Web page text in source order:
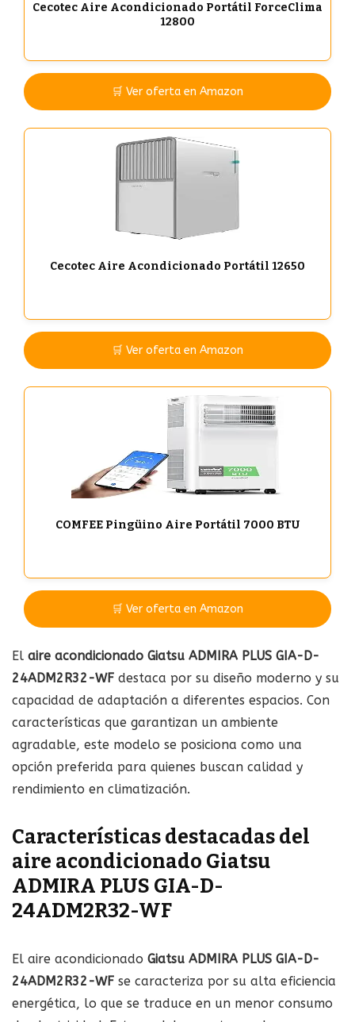
Cecotec Aire Acondicionado Portátil ForceClima
12800
🛒 Ver oferta en Amazon
Cecotec Aire Acondicionado Portátil 12650
🛒 Ver oferta en Amazon
COMFEE Pingüino Aire Portátil 7000 BTU
🛒 Ver oferta en Amazon
El aire acondicionado Giatsu ADMIRA PLUS GIA-D-
24ADM2R32-WF destaca por su diseño moderno y su
capacidad de adaptación a diferentes espacios. Con
características que garantizan un ambiente
agradable, este modelo se posiciona como una
opción preferida para quienes buscan calidad y
rendimiento en climatización.
Características destacadas del
aire acondicionado Giatsu
ADMIRA PLUS GIA-D-
24ADM2R32-WF
El aire acondicionado Giatsu ADMIRA PLUS GIA-D-
24ADM2R32-WF se caracteriza por su alta eficiencia
energética, lo que se traduce en un menor consumo